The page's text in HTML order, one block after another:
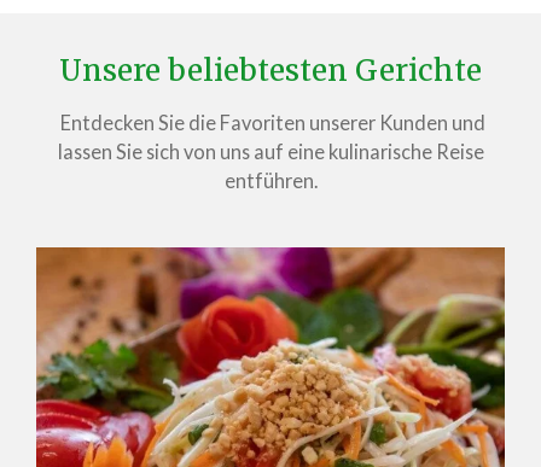
Unsere beliebtesten Gerichte
Entdecken Sie die Favoriten unserer Kunden und
lassen Sie sich von uns auf eine kulinarische Reise
entführen.